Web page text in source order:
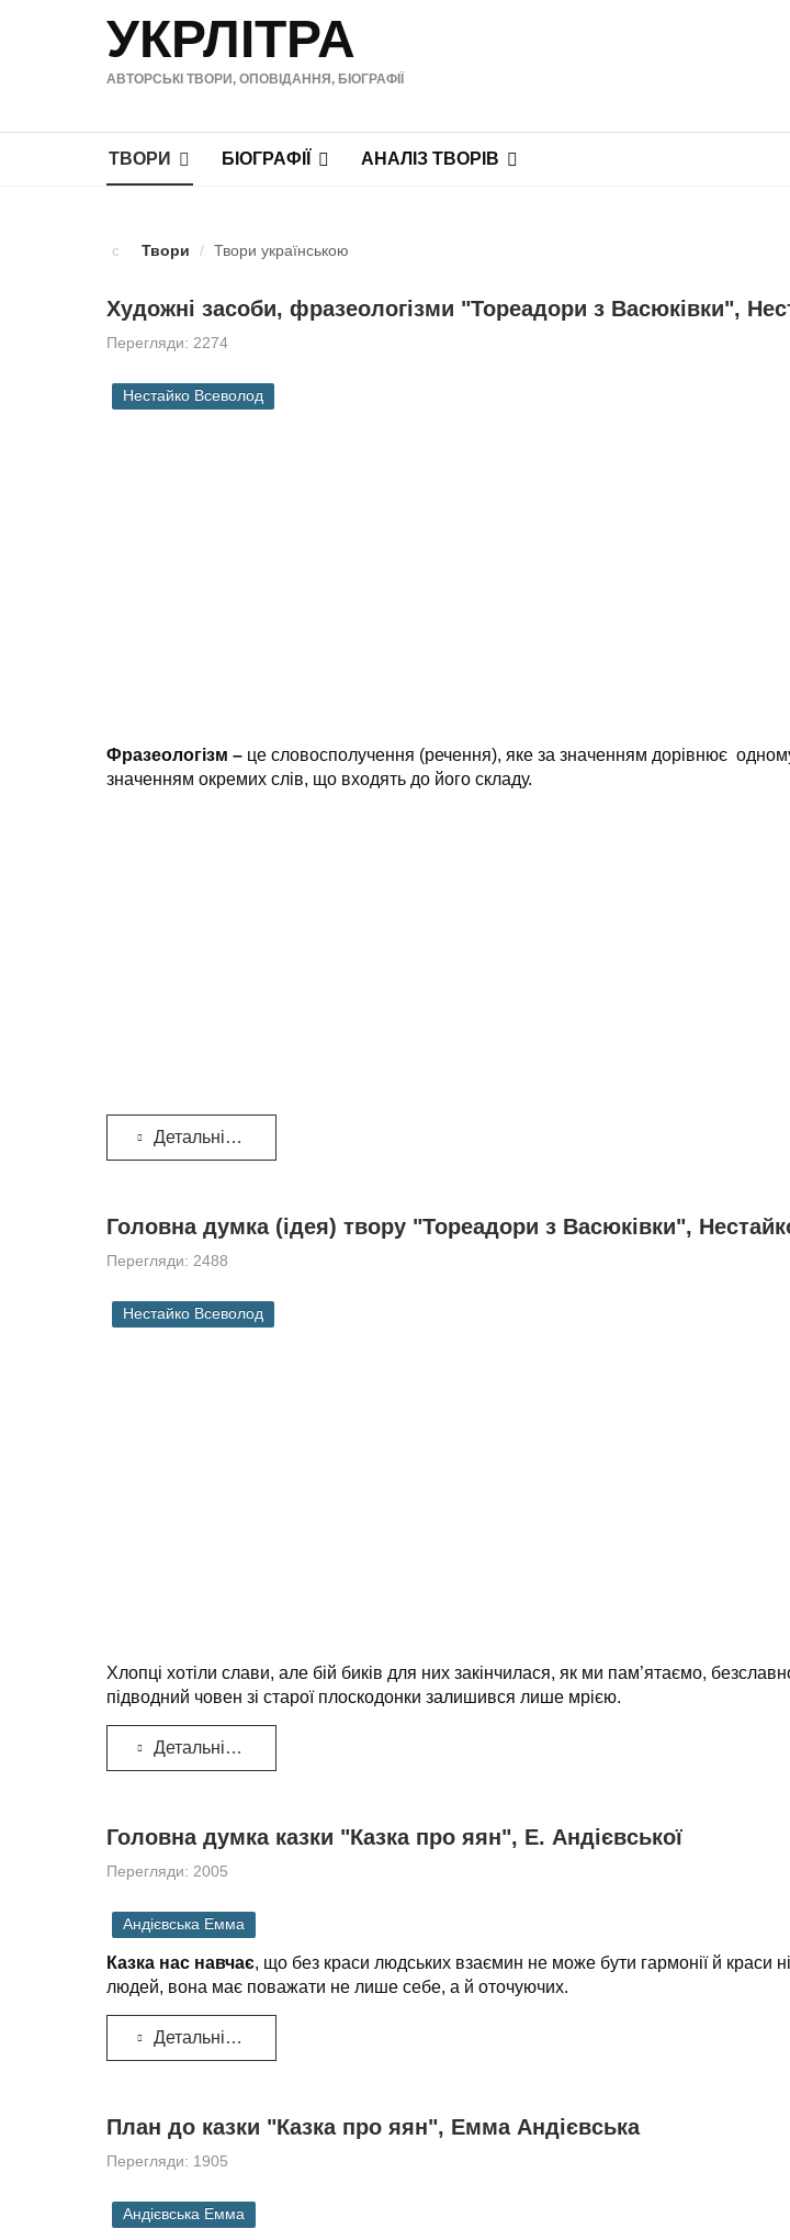
УКРЛІТРА
АВТОРСЬКІ ТВОРИ, ОПОВІДАННЯ, БІОГРАФІЇ
ТВОРИ БІОГРАФІЇ АНАЛІЗ ТВОРІВ
Твори / Твори українською
Художні засоби, фразеологізми "Тореадори з Васюківки",
Перегляди: 2274
Нестайко Всеволод
Фразеологізм – це словосполучення (речення), яке за значенням дорівнює
значенням окремих слів, що входять до його складу.
Детальніше...
Головна думка (ідея) твору "Тореадори з Васюківки",
Перегляди: 2488
Нестайко Всеволод
Хлопці хотіли слави, але бій биків для них закінчилася, як ми пам’ятаємо,
підводний човен зі старої плоскодонки залишився лише мрією.
Детальніше...
Головна думка казки "Казка про яян", Е. Андієвської
Перегляди: 2005
Андієвська Емма
Казка нас навчає, що без краси людських взаємин не може бути гармонії й краси
людей, вона має поважати не лише себе, а й оточуючих.
Детальніше...
План до казки "Казка про яян", Емма Андієвська
Перегляди: 1905
Андієвська Емма